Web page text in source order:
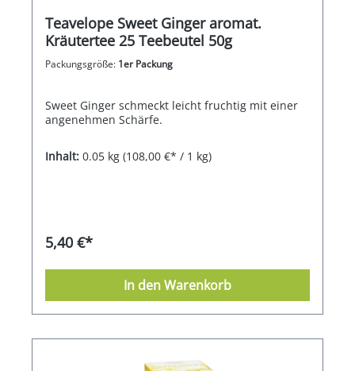
Teavelope Sweet Ginger aromat.
Kräutertee 25 Teebeutel 50g
Packungsgröße: 1er Packung
Sweet Ginger schmeckt leicht fruchtig mit einer
angenehmen Schärfe.
Inhalt: 0.05 kg (108,00 €* / 1 kg)
5,40 €*
In den Warenkorb